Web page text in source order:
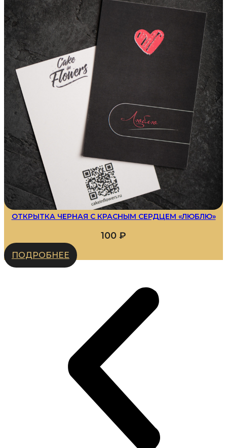
ОТКРЫТКА ЧЕРНАЯ С КРАСНЫМ СЕРДЦЕМ «ЛЮБЛЮ»
100 ₽
ПОДРОБНЕЕ